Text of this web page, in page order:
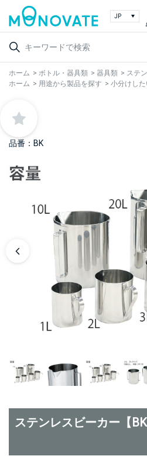
ホーム > ボトル・器具類 > 器具類 > ステ
ホーム > 用途から製品を探す > 小分けし
品番：BK
ステンレスビーカー【BK